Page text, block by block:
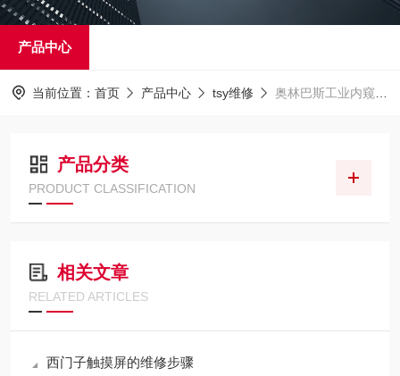
产品中心
当前位置： 首页 产品中心 tsy维修 奥林巴斯工业内窥镜维修
产品分类
PRODUCT CLASSIFICATION
相关文章
RELATED ARTICLES
西门子触摸屏的维修步骤